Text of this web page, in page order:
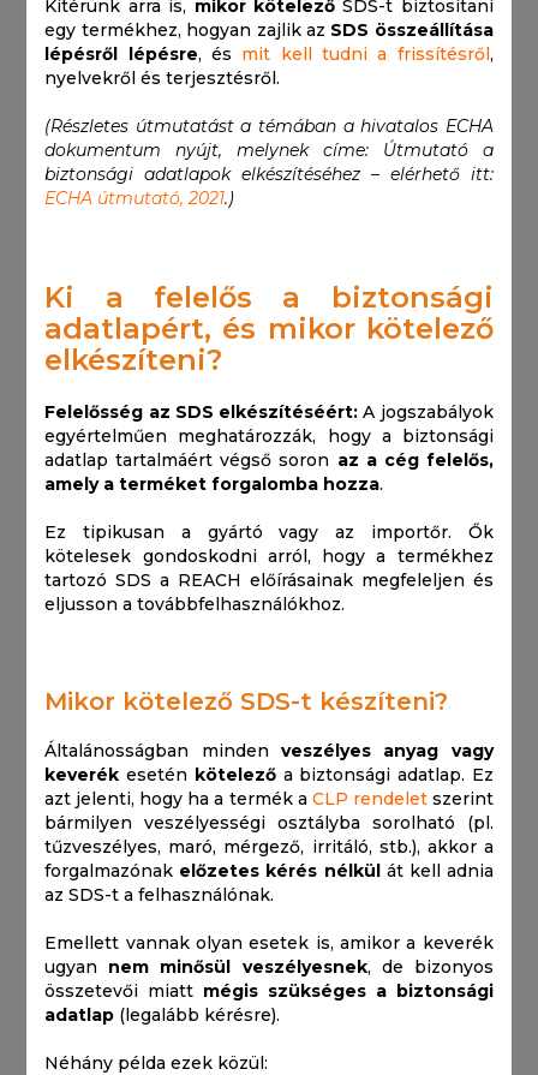
Kitérünk arra is, mikor kötelezőSDS-t biztosítani
egy termékhez, hogyan zajlik az SDS összeállítása
lépésről lépésre, és mit kell tudni a frissítésről ,
nyelvekről és terjesztésről.
(Részletes útmutatást a témában a hivatalos ECHA
dokumentum nyújt, melynek címe: Útmutató a
biztonsági adatlapok elkészítéséhez – elérhető itt:
ECHA útmutató, 2021.)
Ki a felelős a biztonsági
adatlapért, és mikor kötelező
elkészíteni?
Felelősség az SDS elkészítéséért: A jogszabályok
egyértelműen meghatározzák, hogy a biztonsági
adatlap tartalmáért végső soron az a cég felelős,
amely a terméket forgalomba hozza.
Ez tipikusan a gyártó vagy az importőr. Ők
kötelesek gondoskodni arról, hogy a termékhez
tartozó SDS a REACH előírásainak megfeleljen és
eljusson a továbbfelhasználókhoz.
Mikor kötelező SDS-t készíteni?
Általánosságban minden veszélyes anyag vagy
keverék esetén kötelezőa biztonsági adatlap. Ez
azt jelenti, hogy ha a termék a CLP rendeletszerint
bármilyen veszélyességi osztályba sorolható (pl.
tűzveszélyes, maró, mérgező, irritáló, stb.), akkor a
forgalmazónak előzetes kérés nélkül át kell adnia
az SDS-t a felhasználónak.
Emellett vannak olyan esetek is, amikor a keverék
ugyan nem minősül veszélyesnek, de bizonyos
összetevői miatt mégis szükséges a biztonsági
adatlap (legalább kérésre).
Néhány példa ezek közül: